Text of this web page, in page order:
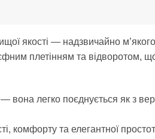
якості — надзвичайно
плетінням та відворотом,
легко поєднується як з
комфорту та елегантної